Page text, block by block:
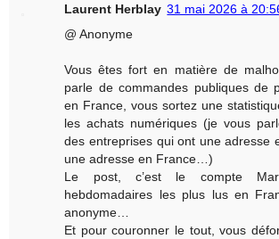
Laurent Herblay 31 mai 2026 à
@ Anonyme
Vous êtes fort en matière de
parle de commandes publiques de
en France, vous sortez une
les achats numériques (je vous
des entreprises qui ont une adresse
une adresse en France…)
Le post, c’est le compte
hebdomadaires les plus lus en
anonyme…
Et pour couronner le tout, vous